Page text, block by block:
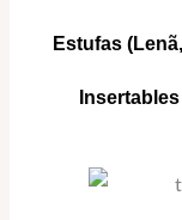
Estufas
Insertables